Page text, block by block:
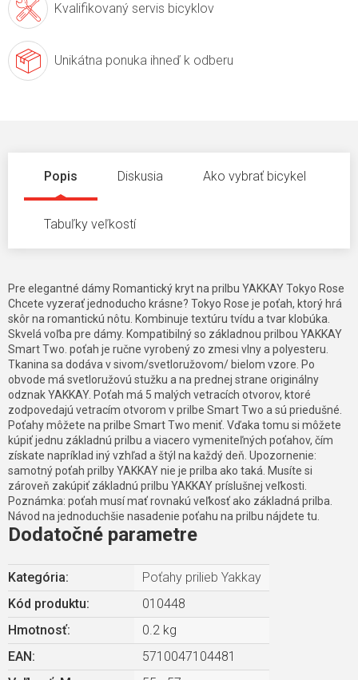
Kvalifikovaný servis bicyklov
Unikátna ponuka ihneď k odberu
Popis Diskusia Ako vybrať bicykel
Tabuľky veľkostí
Pre elegantné dámy Romantický kryt na prilbu YAKKAY Tokyo Rose
Chcete vyzerať jednoducho krásne? Tokyo Rose je poťah, ktorý hrá
skôr na romantickú nôtu. Kombinuje textúru tvídu a tvar klobúka.
Skvelá voľba pre dámy. Kompatibilný so základnou prilbou YAKKAY
Smart Two. poťah je ručne vyrobený zo zmesi vlny a polyesteru.
Tkanina sa dodáva v sivom/svetloružovom/ bielom vzore. Po
obvode má svetloružovú stužku a na prednej strane originálny
odznak YAKKAY. Poťah má 5 malých vetracích otvorov, ktoré
zodpovedajú vetracím otvorom v prilbe Smart Two a sú priedušné.
Poťahy môžete na prilbe Smart Two meniť. Vďaka tomu si môžete
kúpiť jednu základnú prilbu a viacero vymeniteľných poťahov, čím
získate napríklad iný vzhľad a štýl na každý deň. Upozornenie:
samotný poťah prilby YAKKAY nie je prilba ako taká. Musíte si
zároveň zakúpiť základnú prilbu YAKKAY príslušnej veľkosti.
Poznámka: poťah musí mať rovnakú veľkosť ako základná prilba.
Návod na jednoduchšie nasadenie poťahu na prilbu nájdete tu.
Dodatočné parametre
Kategória:
Poťahy prilieb Yakkay
Kód produktu:
010448
Hmotnosť:
0.2 kg
EAN :
5710047104481